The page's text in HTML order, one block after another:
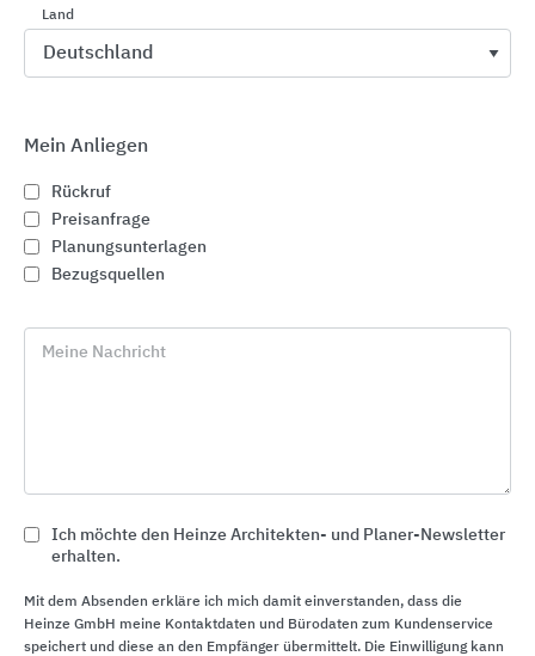
Land
Mein Anliegen
Rückruf
Preisanfrage
Planungsunterlagen
Bezugsquellen
Meine Nachricht
Ich möchte den Heinze Architekten- und Planer-Newsletter
erhalten.
Mit dem Absenden erkläre ich mich damit einverstanden, dass die
Heinze GmbH meine Kontaktdaten und Bürodaten zum Kundenservice
speichert und diese an den Empfänger übermittelt. Die Einwilligung kann